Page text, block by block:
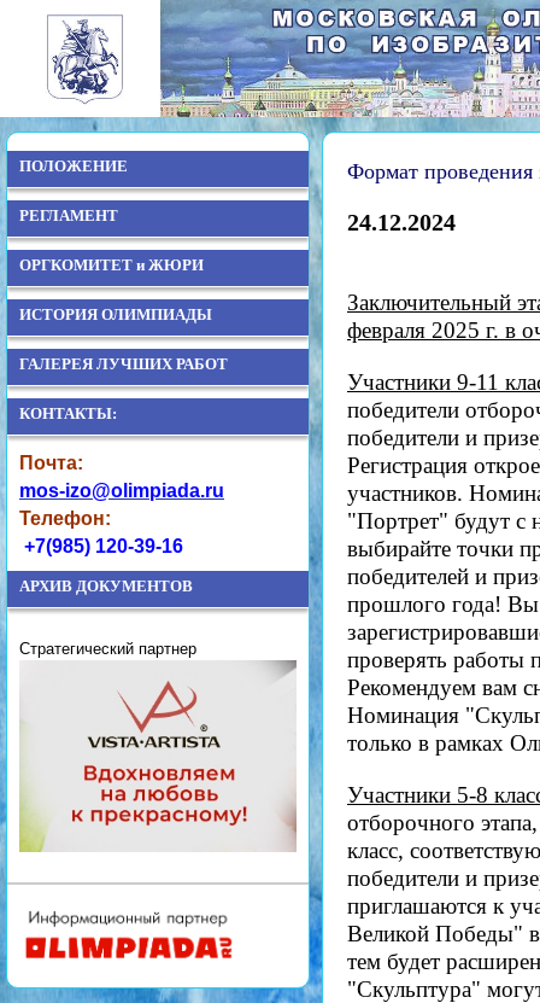
ПОЛОЖЕНИЕ
РЕГЛАМЕНТ
ОРГКОМИТЕТ и ЖЮРИ
ИСТОРИЯ ОЛИМПИАДЫ
ГАЛЕРЕЯ ЛУЧШИХ РАБОТ
КОНТАКТЫ:
Почта:
mos-izo@olimpiada.ru
Телефон:
+7(985) 120-39-16
АРХИВ ДОКУМЕНТОВ
Стратегический партнер
Формат проведения
24.12.2024
Заключительный
февраля 2025 г. в
Участники 9-11
победители
победители и
Регистрация
участников.
"Портрет" будут с
выбирайте точки
победителей и
прошлого года! Вы
проверять работы
Рекомендуем вам
Номинация
только в рамках
Участники 5-8
отборочного
класс,
победители и
приглашаются к
Великой Победы"
тем будет
"Скульптура"